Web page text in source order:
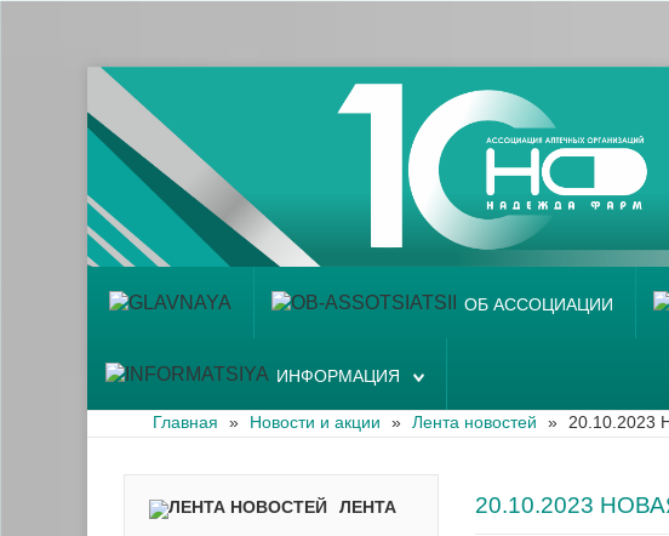
Об ассоциации
Наши аптеки
Новости и акции
Информация
ОБ АССОЦИАЦИИ
ИНФОРМАЦИЯ
Главная » Новости и акции » Лента новостей » 20.10.2023
20.10.2023
ЛЕНТА